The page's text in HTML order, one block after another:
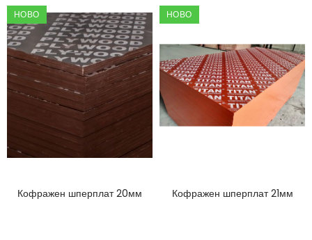
НОВО
Кофражен шперплат 20мм
НОВО
Кофражен шперплат 21мм